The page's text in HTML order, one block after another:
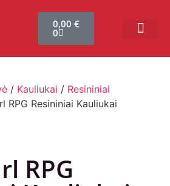
0,00€
0
/ Kauliukai / Resininiai
RPG Resininiai Kauliukai
RPG